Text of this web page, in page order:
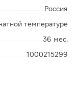
Россия
температуре
36 мес.
1000215299